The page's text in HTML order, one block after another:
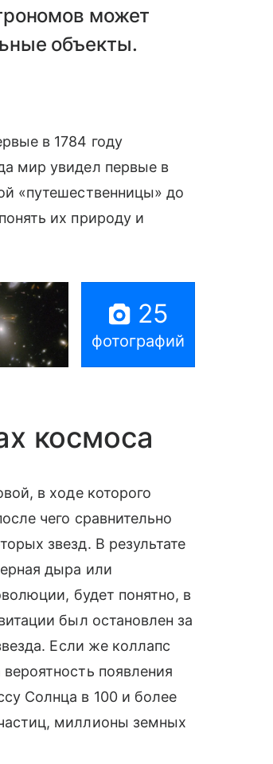
может
объекты.
в 1784 году
мир увидел первые в
«путешественницы» до
их природу и
25
фотографий
космоса
в ходе которого
чего сравнительно
звезд. В результате
дыра или
будет понятно, в
был остановлен за
Если же коллапс
появления
Солнца в 100 и более
миллионы земных